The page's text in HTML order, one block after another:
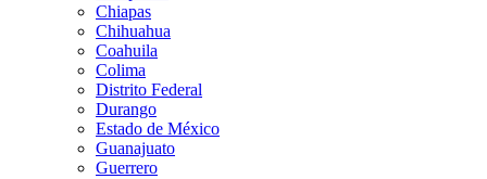
Chiapas
Chihuahua
Coahuila
Colima
Distrito Federal
Durango
Estado de México
Guanajuato
Guerrero